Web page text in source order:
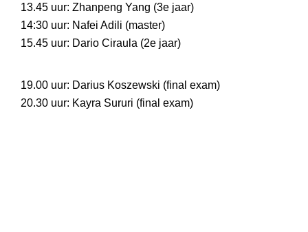
13.45 uur: Zhanpeng Yang (3e jaar)
14:30 uur: Nafei Adili (master)
15.45 uur: Dario Ciraula (2e jaar)
19.00 uur: Darius Koszewski (final exam)
20.30 uur: Kayra Sururi (final exam)